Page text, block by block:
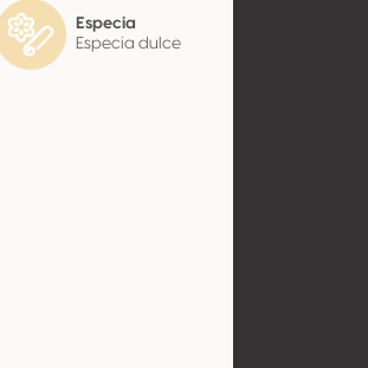
Especia
Especia dulce